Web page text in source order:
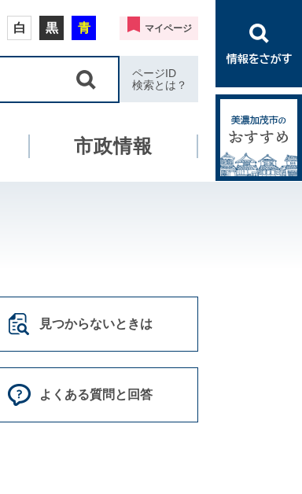
白 黒 青 マイページ
ページID
検索とは？
市政情報
見つからないときは
よくある質問と回答